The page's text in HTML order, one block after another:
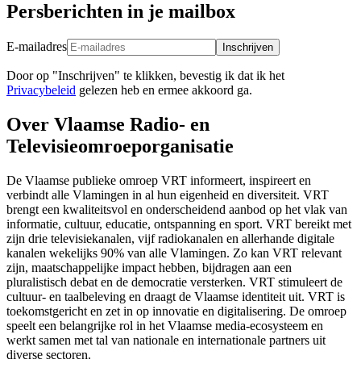
Persberichten in je mailbox
E-mailadres Inschrijven
Door op "Inschrijven" te klikken, bevestig ik dat ik het
Privacybeleid gelezen heb en ermee akkoord ga.
Over Vlaamse Radio- en
Televisieomroeporganisatie
De Vlaamse publieke omroep VRT informeert, inspireert en
verbindt alle Vlamingen in al hun eigenheid en diversiteit. VRT
brengt een kwaliteitsvol en onderscheidend aanbod op het vlak van
informatie, cultuur, educatie, ontspanning en sport. VRT bereikt met
zijn drie televisiekanalen, vijf radiokanalen en allerhande digitale
kanalen wekelijks 90% van alle Vlamingen. Zo kan VRT relevant
zijn, maatschappelijke impact hebben, bijdragen aan een
pluralistisch debat en de democratie versterken. VRT stimuleert de
cultuur- en taalbeleving en draagt de Vlaamse identiteit uit. VRT is
toekomstgericht en zet in op innovatie en digitalisering. De omroep
speelt een belangrijke rol in het Vlaamse media-ecosysteem en
werkt samen met tal van nationale en internationale partners uit
diverse sectoren.